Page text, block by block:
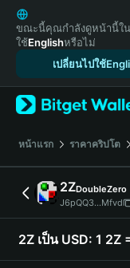
English
日本語
Tiếng Việt
Español
Türkçe
Français
Deutsch
简体中文
繁體中文
Português (Portugal)
Bahasa Indonesia
ภาษาไทย
ขณะนี้คุณกำลังดูหน้านี้ใน
ใช้Englishหรือไม่
เปลี่ยนไปใช้
หน้าแรก ราคาคริปโต
2ZDoubleZero
J6pQQ3...Mfvd
2Z เป็น USD: 1 2Z